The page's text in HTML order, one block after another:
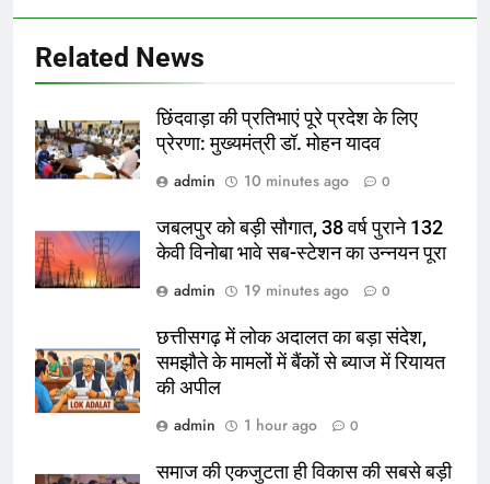
Related News
छिंदवाड़ा की प्रतिभाएं पूरे प्रदेश के लिए
प्रेरणा: मुख्यमंत्री डॉ. मोहन यादव
admin
10 minutes ago 0
जबलपुर को बड़ी सौगात, 38 वर्ष पुराने 132
केवी विनोबा भावे सब-स्टेशन का उन्नयन पूरा
admin
19 minutes ago 0
छत्तीसगढ़ में लोक अदालत का बड़ा संदेश,
समझौते के मामलों में बैंकों से ब्याज में रियायत
की अपील
admin
1 hour ago 0
समाज की एकजुटता ही विकास की सबसे बड़ी